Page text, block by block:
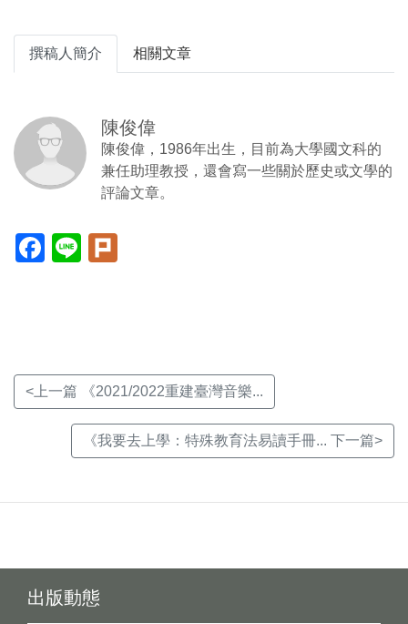
撰稿人簡介 相關文章
陳俊偉
陳俊偉，1986年出生，目前為大學國文科的
兼任助理教授，還會寫一些關於歷史或文學的
評論文章。
Facebook(另
開
Line(另
開
<上一篇 《2021/2022重建臺灣音樂...
《我要去上學：特殊教育法易讀手冊... 下一篇>
出版動態